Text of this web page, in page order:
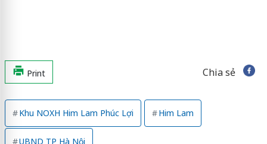
Print Chia sẻ
Khu NOXH Him Lam Phúc Lợi Him Lam
UBND TP Hà Nội